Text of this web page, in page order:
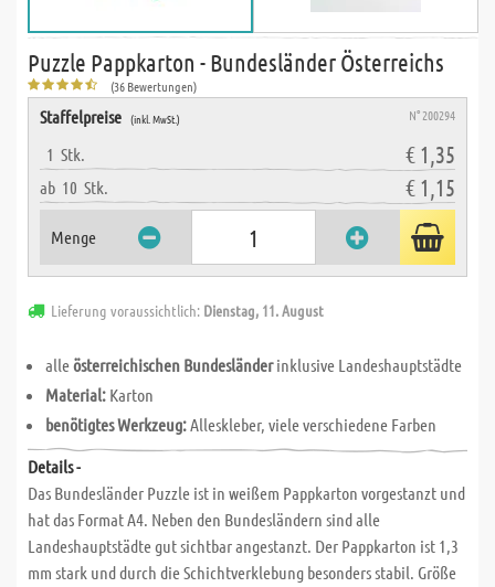
Puzzle Pappkarton - Bundesländer Österreichs
(36 Bewertungen)
Staffelpreise (inkl. MwSt.) N° 200294
1 Stk. € 1,35
ab 10 Stk. € 1,15
Menge
Lieferung voraussichtlich: Dienstag, 11. August
alleösterreichischen Bundesländerinklusive Landeshauptstädte
Material: Karton
benötigtes Werkzeug:Alleskleber, viele verschiedene Farben
Details -
Das Bundesländer Puzzle ist in weißem Pappkarton vorgestanzt und
hat das Format A4. Neben den Bundesländern sind alle
Landeshauptstädte gut sichtbar angestanzt. Der Pappkarton ist 1,3
mm stark und durch die Schichtverklebung besonders stabil. Größe